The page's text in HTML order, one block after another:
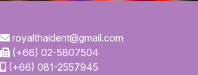
royalthaident@gmail.com
(+66) 02-5807504
(+66) 081-2557945